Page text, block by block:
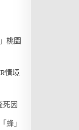
桃園
情境
死因
蜂」